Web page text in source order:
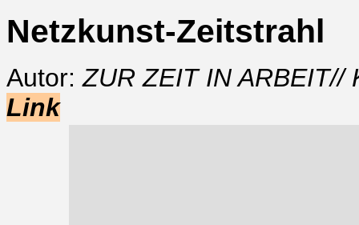
Netzkunst-Zeitstrahl
Autor:ZUR ZEIT IN ARBEIT//
Link